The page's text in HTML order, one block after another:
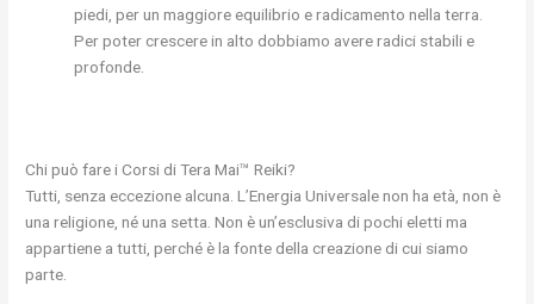
piedi, per un maggiore equilibrio e radicamento nella terra.
Per poter crescere in alto dobbiamo avere radici stabili e
profonde.
Chi può fare i Corsi di Tera Mai™ Reiki?
Tutti, senza eccezione alcuna. L’Energia Universale non ha età, non è
una religione, né una setta. Non è un’esclusiva di pochi eletti ma
appartiene a tutti, perché è la fonte della creazione di cui siamo
parte.